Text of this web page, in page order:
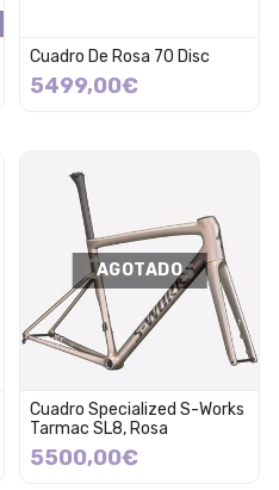
Cuadro De Rosa 70 Disc
5499,00€
AGOTADO
Cuadro Specialized S-Works
Tarmac SL8, Rosa
5500,00€